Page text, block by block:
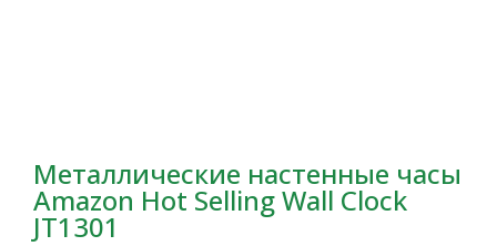
Металлические настенные часы
Amazon Hot Selling Wall Clock
JT1301